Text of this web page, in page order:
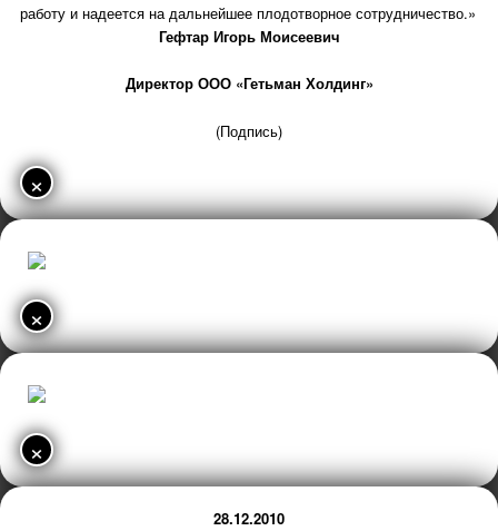
работу и надеется на дальнейшее плодотворное сотрудничество.»
Гефтар Игорь Моисеевич
Директор ООО «Гетьман Холдинг»
(Подпись)
×
×
×
28.12.2010